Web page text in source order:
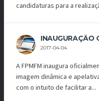
candidaturas para a
INAUGURAÇÃO
2017-04-04
A FPMFM inaugura
imagem dinâmica e
com o intuito de facilitar a...